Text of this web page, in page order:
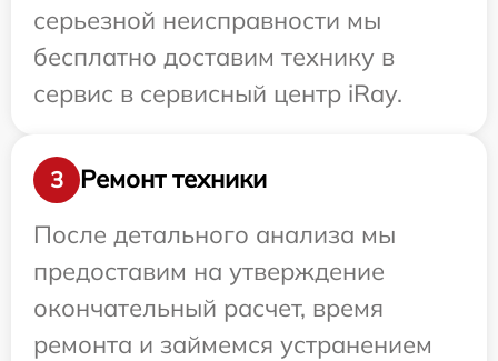
серьезной неисправности мы
бесплатно доставим технику в
сервис в сервисный центр iRay.
3
Ремонт техники
После детального анализа мы
предоставим на утверждение
окончательный расчет, время
ремонта и займемся устранением